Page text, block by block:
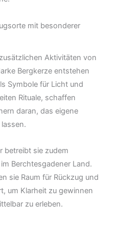
mit besonderer
Aktivitäten von
Bergkerze entstehen
Symbole für Licht und
Rituale, schaffen
daran, das eigene
betreibt sie zudem
Berchtesgadener Land.
sie Raum für Rückzug und
um Klarheit zu gewinnen
zu erleben.